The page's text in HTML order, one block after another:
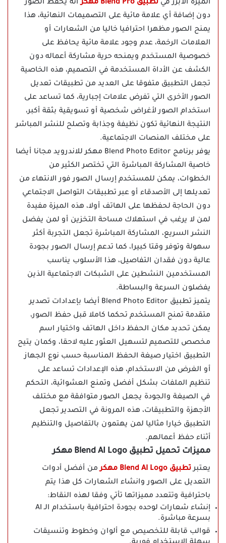
الميزة الأبرز في تطبيق Blend Pro مهكر
أنه يحفظ الصور
دون إضافة أي علامة مائية على التصميمات النهائية، هذا
يمنح الصور مظهرا احترافيا خاليا من الشعارات أو
العلامات الرخمة، عدم وجود علامة مائية يحافظ على
خصوصية المستخدم ويمنحه حرية مشاركة أعماله دون
الكشف عن الأداة المستخدمة في التصميم، هذه الخاصية
تجعل التطبيق متفوقا على العديد من تطبيقات تعديل
الصور الأخرى التي تفرض علامات إجبارية، كما تساعد على
استخدام الصور لأغراض شخصية أو تسويقية بثقة أكبر،
النتيجة النهائية تكون نظيفة وجذابة وتصلح للنشر المباشر
على مختلف المنصات الاجتماعية.
يوفر برنامج Blend Photo Editor مهكر للاندرويد مجانا أيضا
خاصية المشاركة المباشرة التي تختصر الكثير من
الخطوات، يمكن للمستخدم إرسال الصور فور الانتهاء من
تعديلها إلى الأصدقاء أو عبر تطبيقات التواصل الاجتماعي
دون الحاجة لحفظها على الهاتف أولا، هذه الميزة مفيدة
لمن لا يرغب في استهلاك مساحة التخزين أو لمن يفضل
النشر السريع، المشاركة المباشرة تجعل التجربة أكثر
سهولة وتوفر وقتا كبيرا، كما تدعم إرسال الصور بجودة
عالية دون فقدان التفاصيل، هذا الأسلوب يناسب
المستخدمين النشطين على الشبكات الاجتماعية الذين
يفضلون السرعة والبساطة.
يتميز تطبيق Blend Photo Editor أيضا بإعدادات تصدير
متقدمة تمنح المستخدم تحكما كاملا قبل حفظ الصور،
يمكن تحديد مكان الحفظ داخل الهاتف واختيار اسم
مخصص للتصميم لتسهيل العثور عليه لاحقا، وكمان يتيح
التطبيق اختيار صيغة الحفظ المناسبة حسب نوع الجهاز
أو الغرض من الاستخدام، هذه الإعدادات تساعد على
تنظيم الملفات بشكل أفضل وتمنع العشوائية، التحكم
في الصيغة والجودة يجعل الصور متوافقة مع مختلف
الأجهزة والتطبيقات، هذه المرونة في التصدير تجعل
التطبيق خيارا مثاليا لمن يهتمون بالتفاصيل والتنظيم
أثناء حفظ أعمالهم.
مميزات تحميل تطبيق Blend AI Logo مهكر
يعتبرتطبيق Blend AI Logo مهكر
من أفضل أدوات
التعديل على الصور وانشاء الشعارات كل هذا يتم
باحترافية وتتعدد مميزاتها تأتي وفقا لهذه النقاط:
إنشاء شعارات لوحده بجودة احترافية باستخدام الـ AI
بسرعة مباشرة.
قوالب قابلة للتخصيص مع ألوان وخطوط وتنسيقات